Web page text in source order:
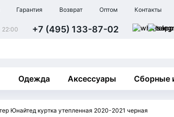
Гарантия Возврат Оптом Контакты
22:00 +7 (495) 133-87-02
Одежда Аксессуары Сборные
Юнайтед куртка утепленная 2020-2021 черная